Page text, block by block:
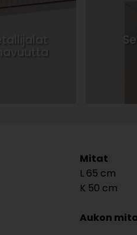
Mitat
65
50
Aukon